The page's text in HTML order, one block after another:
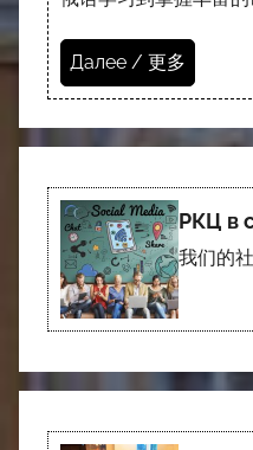
Далее / 更多
РКЦ в
我们的